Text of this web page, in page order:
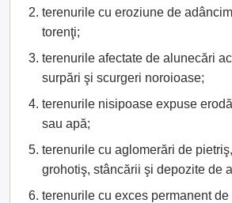
terenurile cu eroziune de
torenţi;
terenurile afectate de alunecări
surpări şi scurgeri noroioase;
terenurile nisipoase expuse
sau apă;
terenurile cu aglomerări de
grohotiş, stâncării şi depozite de
terenurile cu exces permanent de